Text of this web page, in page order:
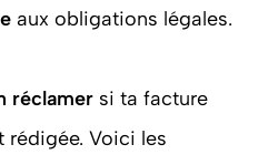
aux obligations légales.
réclamer si ta facture
rédigée. Voici les